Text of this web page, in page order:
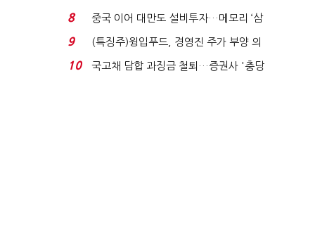
적극적 조사로 진...
8
중국 이어 대만도 설비투자…메모리 ‘삼
국전쟁’
9
(특징주)윙입푸드, 경영진 주가 부양 의
지에 상한가...
10
국고채 담합 과징금 철퇴…증권사 '충당